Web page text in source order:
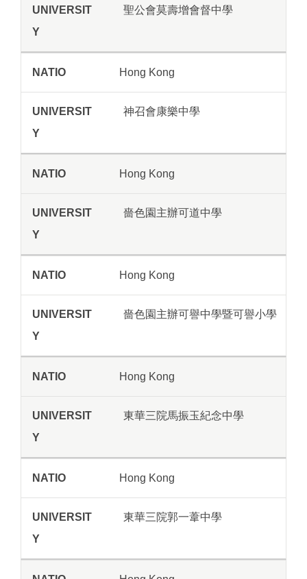
聖公會莫壽增會督中學
Hong Kong
神召會康樂中學
Hong Kong
嗇色園主辦可道中學
Hong Kong
嗇色園主辦可譽中學暨可譽小學
Hong Kong
東華三院馬振玉紀念中學
Hong Kong
東華三院郭一葦中學